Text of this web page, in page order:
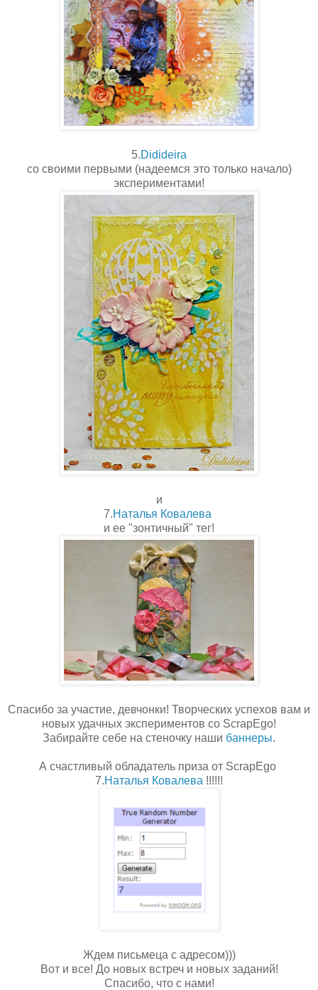
5.Didideira
со своими первыми (надеемся это только начало)
экспериментами!
и
7.Наталья Ковалева
и ее "зонтичный" тег!
Спасибо за участие, девчонки! Творческих успехов вам и
новых удачных экспериментов со ScrapEgo!
Забирайте себе на стеночку наши баннеры.
А счастливый обладатель приза от ScrapEgo
7.Наталья Ковалева !!!!!!
Ждем письмеца с адресом)))
Вот и все! До новых встреч и новых заданий!
Спасибо, что с нами!